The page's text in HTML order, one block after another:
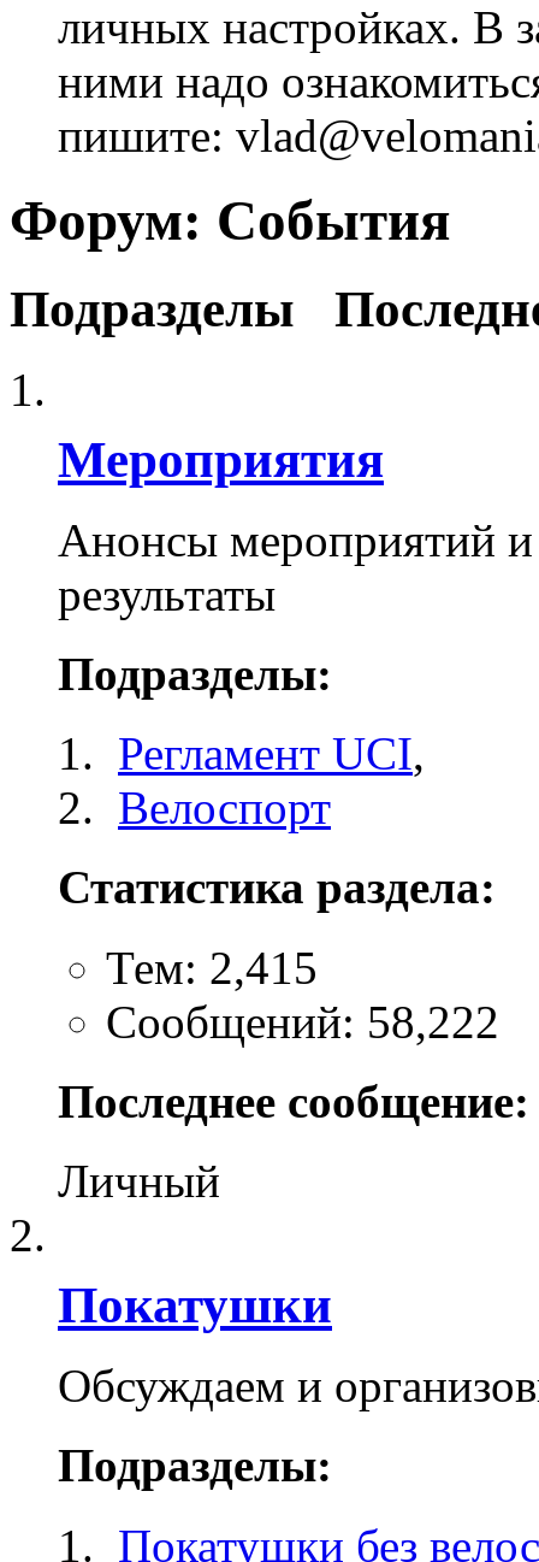
личных настройках. В
ними надо
пишите:
Форум: События
Подразделы
Мероприятия
Анонсы мероприятий
результаты
Подразделы:
Регламент UCI,
Велоспорт
Статистика раздела:
Тем: 2,415
Сообщений: 58,222
Последнее сообщение:
Личный
Покатушки
Обсуждаем и
Подразделы:
Покатушки без